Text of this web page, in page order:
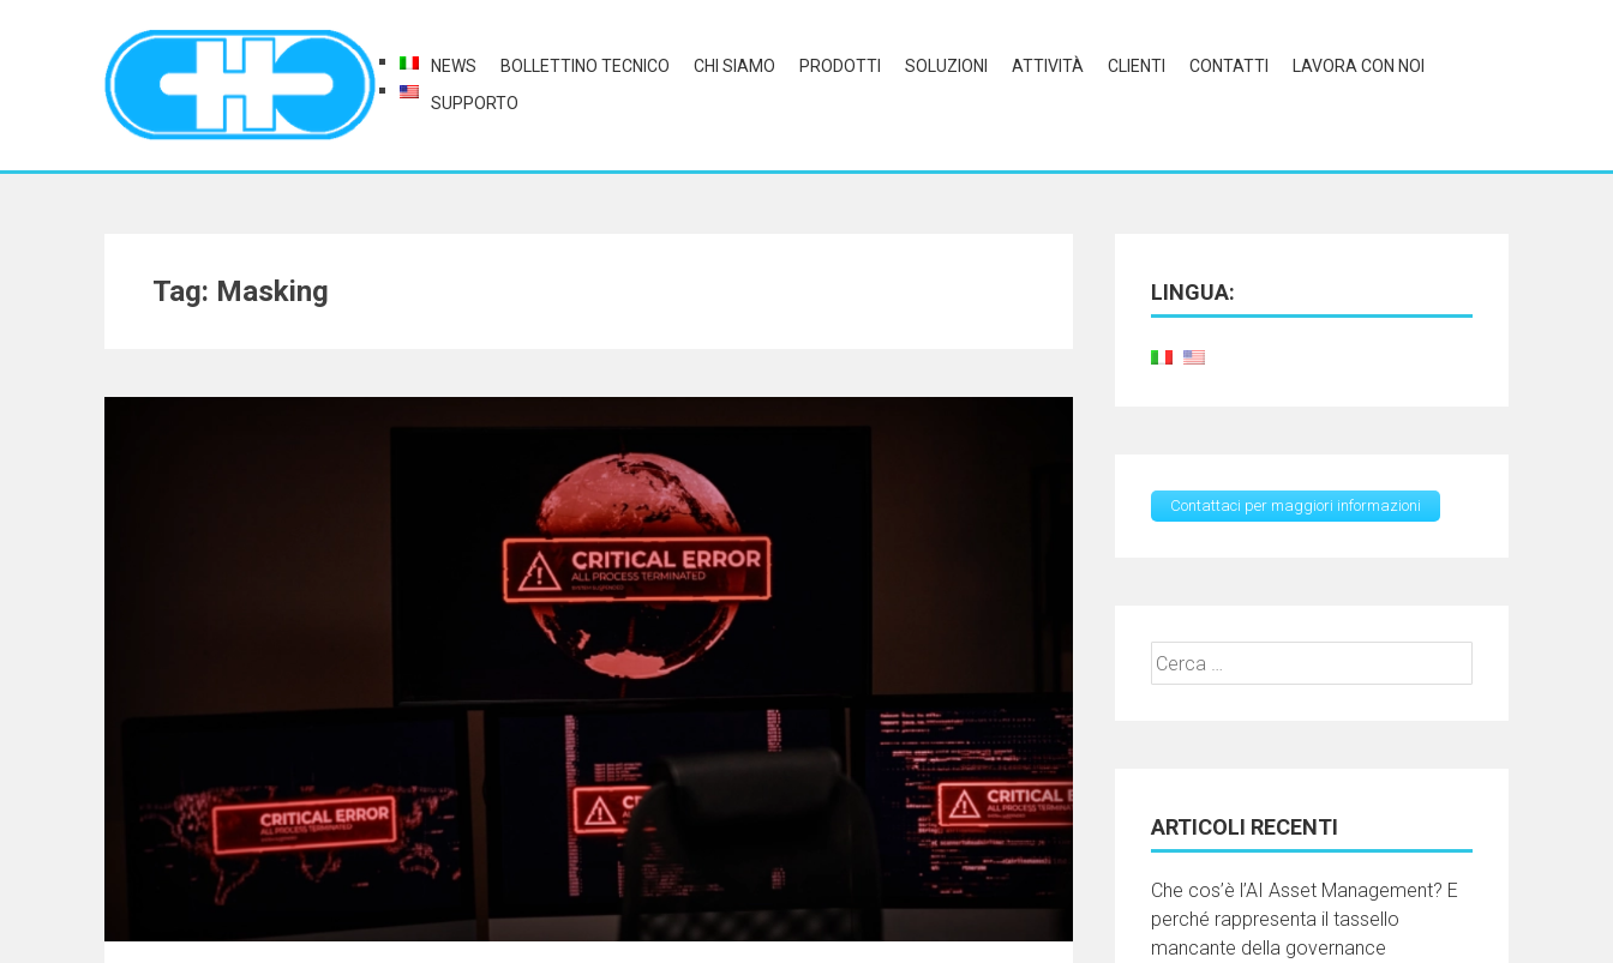
NEWS BOLLETTINO TECNICO CHI SIAMO PRODOTTI SOLUZIONI ATTIVITÀ CLIENTI CONTATTI
LAVORA CON NOI
SUPPORTO
Tag: Masking LINGUA:
Contattaci per maggiori informazioni
Ricerca
per:
ARTICOLI RECENTI
Che cos’è l’AI Asset Management? E
perché rappresenta il tassello
mancante della governance